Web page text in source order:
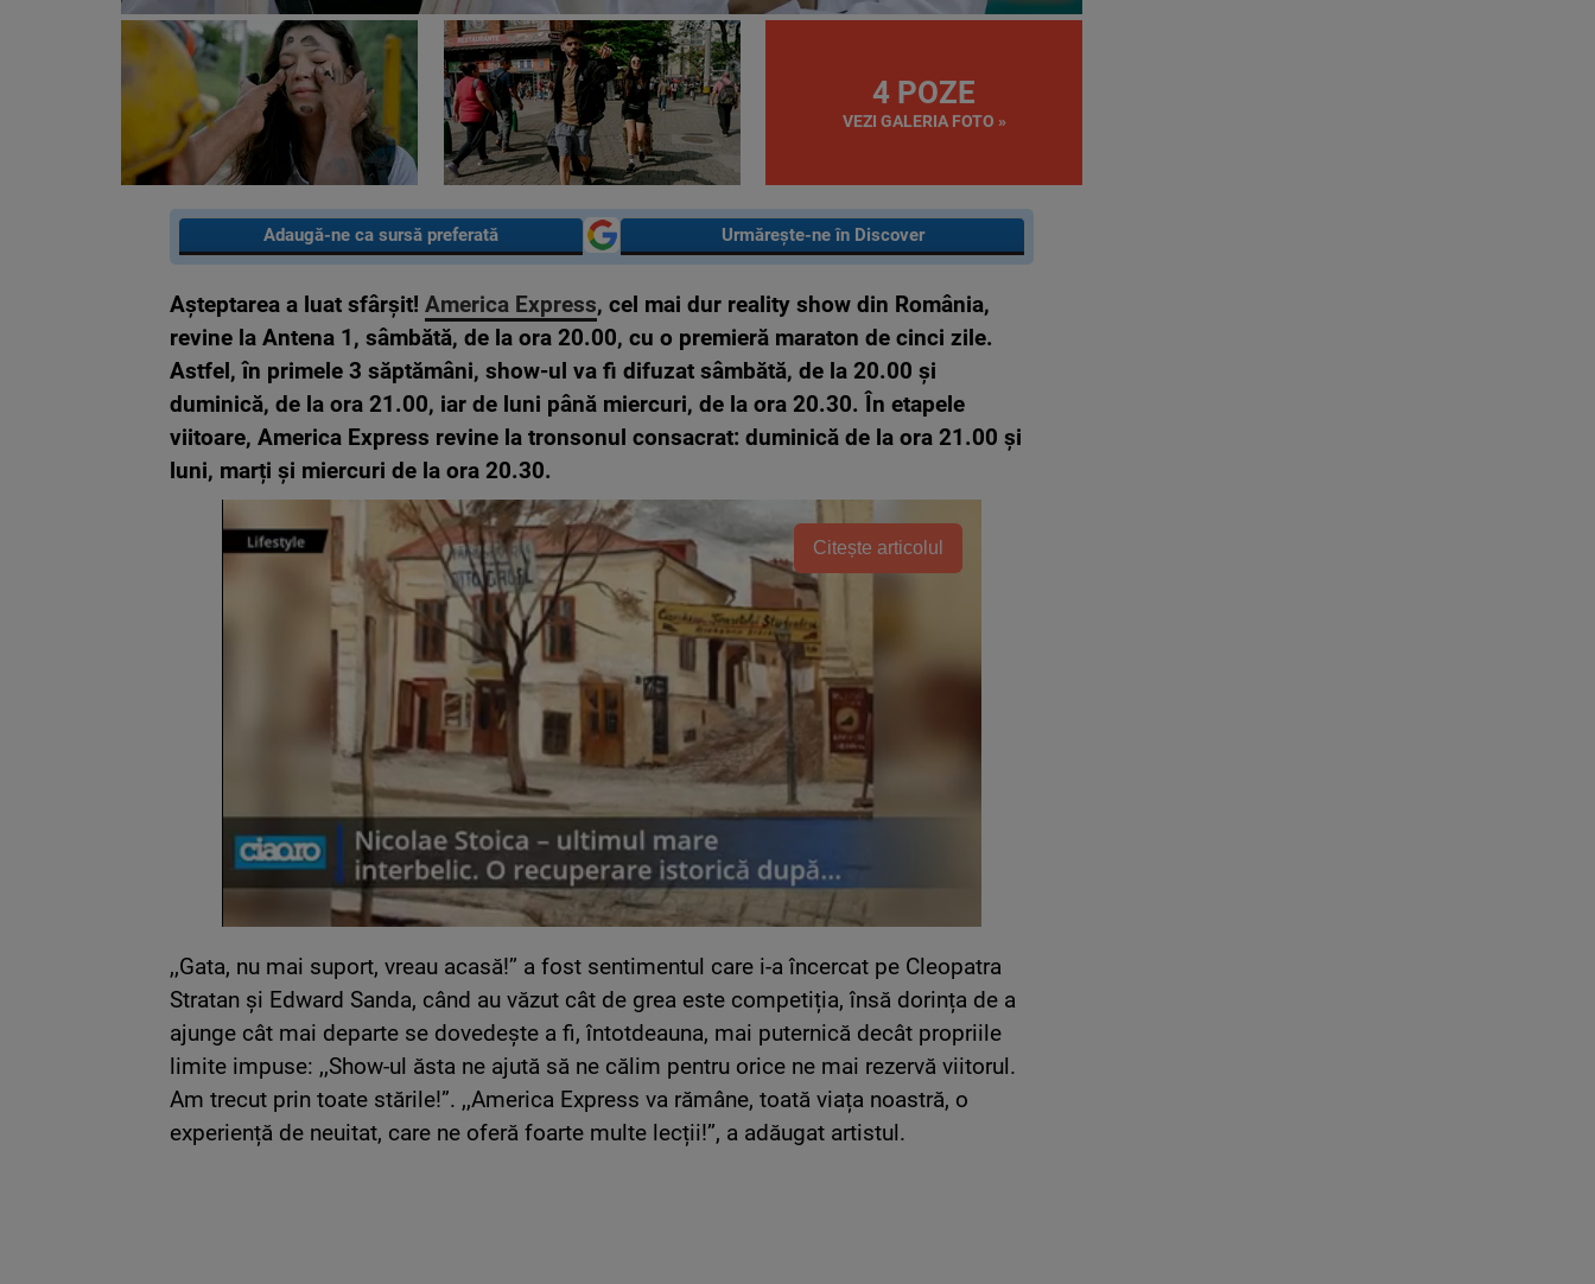
4 POZE
VEZI GALERIA FOTO »
Adaugă-ne ca sursă preferată Urmărește-ne în Discover
Așteptarea a luat sfârșit! America Express, cel mai dur reality show din România,
revine la Antena 1, sâmbătă, de la ora 20.00, cu o premieră maraton de cinci zile.
Astfel, în primele 3 săptămâni, show-ul va fi difuzat sâmbătă, de la 20.00 și
duminică, de la ora 21.00, iar de luni până miercuri, de la ora 20.30. În etapele
viitoare, America Express revine la tronsonul consacrat: duminică de la ora 21.00 și
luni, marți și miercuri de la ora 20.30.
Citește articolul
,,Gata, nu mai suport, vreau acasă!’’ a fost sentimentul care i-a încercat pe Cleopatra
Stratan și Edward Sanda, când au văzut cât de grea este competiția, însă dorința de a
ajunge cât mai departe se dovedește a fi, întotdeauna, mai puternică decât propriile
limite impuse: ,,Show-ul ăsta ne ajută să ne călim pentru orice ne mai rezervă viitorul.
Am trecut prin toate stările!”. ,,America Express va rămâne, toată viața noastră, o
experiență de neuitat, care ne oferă foarte multe lecții!’’, a adăugat artistul.